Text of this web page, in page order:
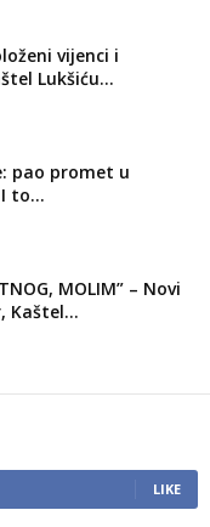
vijenci i
Lukšiću...
pao promet u
to...
MOLIM” – Novi
Kaštel...
LIKE